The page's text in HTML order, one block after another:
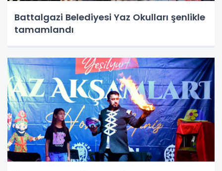
Battalgazi Belediyesi Yaz Okulları şenlikle
tamamlandı